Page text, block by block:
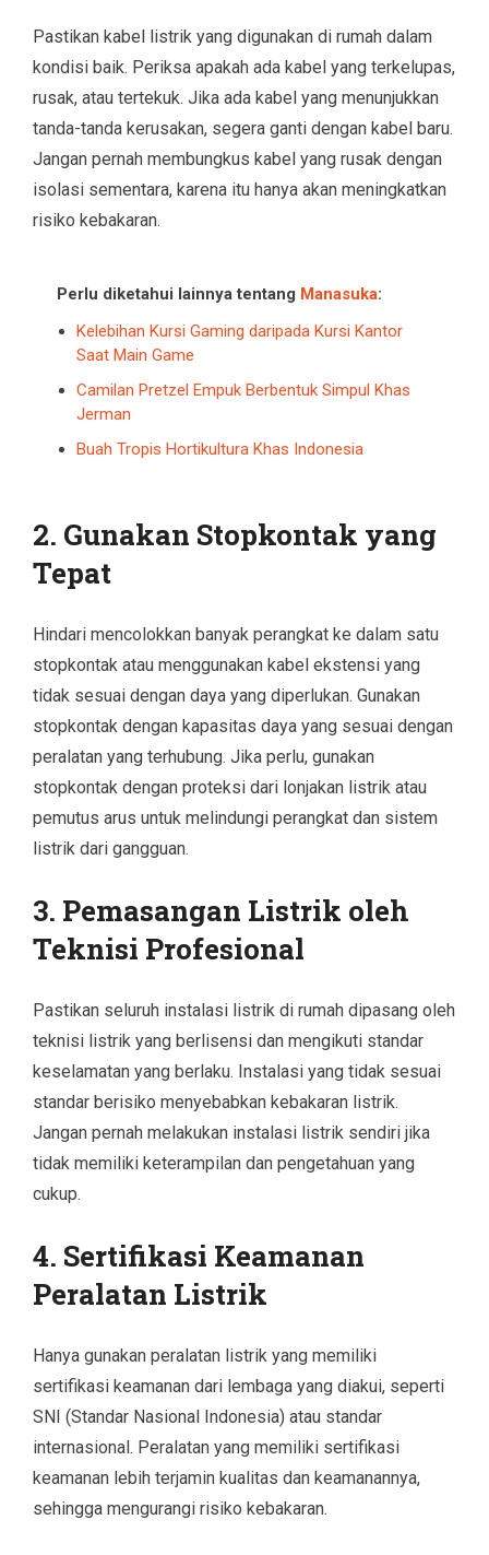
Pastikan kabel listrik yang digunakan di rumah dalam
kondisi baik. Periksa apakah ada kabel yang terkelupas,
rusak, atau tertekuk. Jika ada kabel yang menunjukkan
tanda-tanda kerusakan, segera ganti dengan kabel baru.
Jangan pernah membungkus kabel yang rusak dengan
isolasi sementara, karena itu hanya akan meningkatkan
risiko kebakaran.
Perlu diketahui lainnya tentang Manasuka:
Kelebihan Kursi Gaming daripada Kursi Kantor
Saat Main Game
Camilan Pretzel Empuk Berbentuk Simpul Khas
Jerman
Buah Tropis Hortikultura Khas Indonesia
2. Gunakan Stopkontak yang
Tepat
Hindari mencolokkan banyak perangkat ke dalam satu
stopkontak atau menggunakan kabel ekstensi yang
tidak sesuai dengan daya yang diperlukan. Gunakan
stopkontak dengan kapasitas daya yang sesuai dengan
peralatan yang terhubung. Jika perlu, gunakan
stopkontak dengan proteksi dari lonjakan listrik atau
pemutus arus untuk melindungi perangkat dan sistem
listrik dari gangguan.
3. Pemasangan Listrik oleh
Teknisi Profesional
Pastikan seluruh instalasi listrik di rumah dipasang oleh
teknisi listrik yang berlisensi dan mengikuti standar
keselamatan yang berlaku. Instalasi yang tidak sesuai
standar berisiko menyebabkan kebakaran listrik.
Jangan pernah melakukan instalasi listrik sendiri jika
tidak memiliki keterampilan dan pengetahuan yang
cukup.
4. Sertifikasi Keamanan
Peralatan Listrik
Hanya gunakan peralatan listrik yang memiliki
sertifikasi keamanan dari lembaga yang diakui, seperti
SNI (Standar Nasional Indonesia) atau standar
internasional. Peralatan yang memiliki sertifikasi
keamanan lebih terjamin kualitas dan keamanannya,
sehingga mengurangi risiko kebakaran.